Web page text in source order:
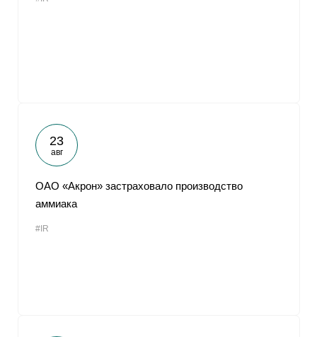
23
авг
ОАО «Акрон» застраховало производство
аммиака
#IR